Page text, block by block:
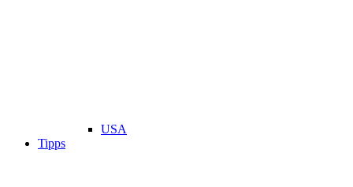
USA
Tipps